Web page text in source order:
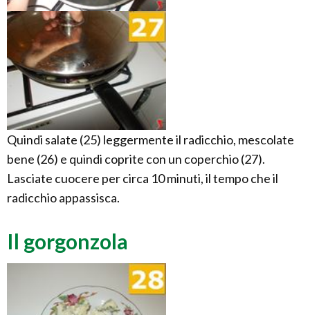
Quindi salate (25) leggermente il radicchio, mescolate
bene (26) e quindi coprite con un coperchio (27).
Lasciate cuocere per circa 10 minuti, il tempo che il
radicchio appassisca.
Il gorgonzola